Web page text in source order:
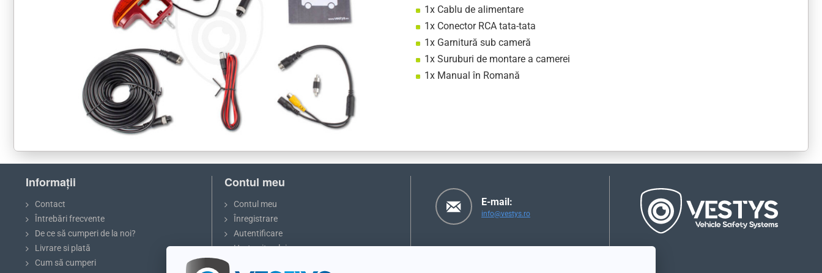
1x Cablu de alimentare
1x Conector RCA tata-tata
1x Garnitură sub cameră
1x Suruburi de montare a camerei
1x Manual în Romană
Informații
Contact
Întrebări frecvente
De ce să cumperi de la noi?
Livrare si plată
Cum să cumperi
Contul meu
Contul meu
Înregistrare
Autentificare
Harta site-ului
E-mail:
info@vestys.ro